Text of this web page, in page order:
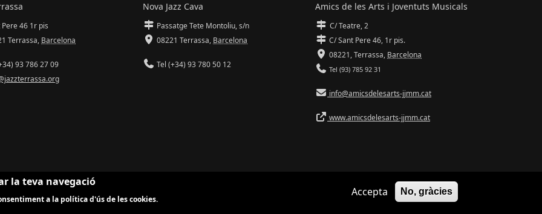
Pere 46 1r pis
Terrassa, Barcelona
93 786 27 09
Nova Jazz Cava
Passatge Tete Montoliu, s/n
08221 Terrassa, Barcelona
Tel (+34) 93 780 50 12
Amics de les Arts i Joventuts Musicals
C/ Teatre, 2
C/ Sant Pere 46, 1r pis.
08221,Terrassa, Barcelona
Tel (93) 785 92 31
info@amicsdelesarts-jjmm.cat
www.amicsdelesarts-jjmm.cat
Drupal perCommunia | Hosting d'
la teva navegació
a la política d'ús de les cookies.
Accepta No, gràcies